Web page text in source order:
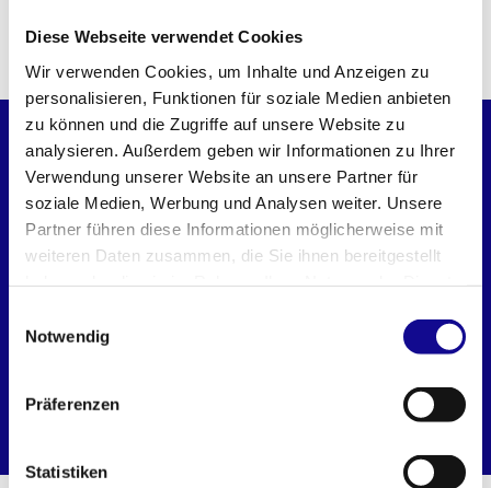
Diese Webseite verwendet Cookies
Wir verwenden Cookies, um Inhalte und Anzeigen zu
personalisieren, Funktionen für soziale Medien anbieten
zu können und die Zugriffe auf unsere Website zu
analysieren. Außerdem geben wir Informationen zu Ihrer
Verwendung unserer Website an unsere Partner für
soziale Medien, Werbung und Analysen weiter. Unsere
Partner führen diese Informationen möglicherweise mit
weiteren Daten zusammen, die Sie ihnen bereitgestellt
Notwendig
Präferenzen
Statistiken
PASST PERFEKT DAZU
BASELINE
L-BOXX 102 Deckel
transparent